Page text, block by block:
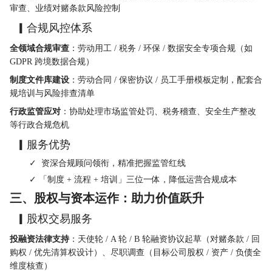
审查、业绩对赌条款风险控制
▎合规风控体系
全领域合规审查 ：劳动用工 / 税务 / 环保 / 数据安全专项合规（如
GDPR 跨境数据合规）
制度文件库建设 ：劳动合同 / 保密协议 / 员工手册模板定制，配套合
规培训与风险排查清单
行政监管应对 ：协助处理市场监管处罚、税务稽查、安全生产整改
等行政合规危机
▎服务优势
✓  资深合规顾问领衔，精准把握监管红线
✓ 「制度 + 流程 + 培训」三位一体，降低运营合规成本
三、股权与资本运作：助力价值跃升
▎股权交易服务
投融资法律支持 ：天使轮 / A 轮 / B 轮融资协议起草（对赌条款 / 回
购权 / 优先清算权设计）、尽职调查（目标公司股权 / 资产 / 负债全
维度核查）